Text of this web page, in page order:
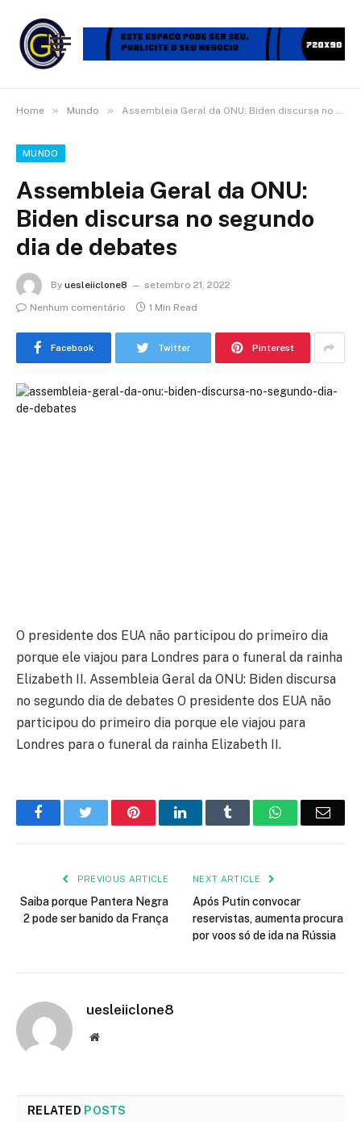
Home » Mundo » Assembleia Geral da ONU: Biden discursa no segundo dia de debates
MUNDO
Assembleia Geral da ONU:
Biden discursa no segundo
dia de debates
By uesleiiclone8
setembro 21, 2022
Nenhum comentário
1 Min Read
Facebook Twitter Pinterest
O presidente dos EUA não participou do primeiro dia
porque ele viajou para Londres para o funeral da rainha
Elizabeth II. Assembleia Geral da ONU: Biden discursa
no segundo dia de debates O presidente dos EUA não
participou do primeiro dia porque ele viajou para
Londres para o funeral da rainha Elizabeth II.
FacebookTwitter PinterestLinkedIn Tumblr WhatsApp
PREVIOUS ARTICLE
Saiba porque Pantera Negra
2 pode ser banido da França
NEXT ARTICLE
Após Putin convocar
reservistas, aumenta procura
por voos só de ida na Rússia
uesleiiclone8
Website
RELATED POSTS